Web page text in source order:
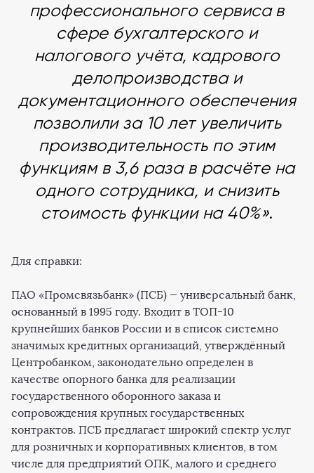
профессионального сервиса в
сфере бухгалтерского и
налогового учёта, кадрового
делопроизводства и
документационного обеспечения
позволили за 10 лет увеличить
производительность по этим
функциям в 3,6 раза в расчёте на
одного сотрудника, и снизить
стоимость функции на 40%».
Для справки:
ПАО «Промсвязьбанк» (ПСБ) — универсальный банк,
основанный в 1995 году. Входит в ТОП-10
крупнейших банков России и в список системно
значимых кредитных организаций, утверждённый
Центробанком, законодательно определен в
качестве опорного банка для реализации
государственного оборонного заказа и
сопровождения крупных государственных
контрактов. ПСБ предлагает широкий спектр услуг
для розничных и корпоративных клиентов, в том
числе для предприятий ОПК, малого и среднего